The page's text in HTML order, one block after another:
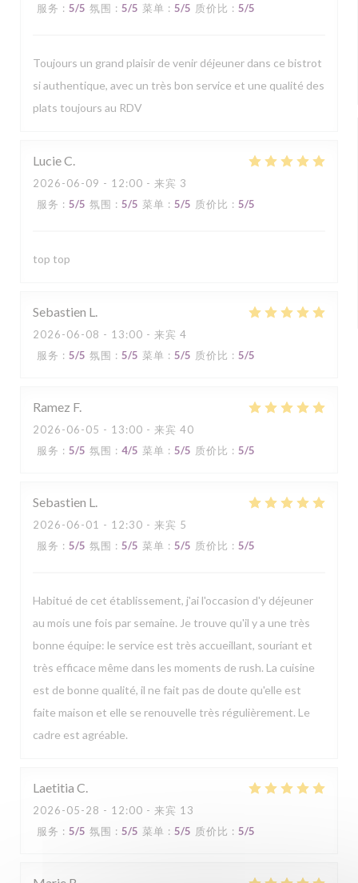
服务 : 5/5 氛围 : 5/5 菜单 : 5/5 质价比 : 5/5
Toujours un grand plaisir de venir déjeuner dans ce bistrot
si authentique, avec un très bon service et une qualité des
plats toujours au RDV
LucieC
2026-06-09 - 12:00 - 来宾 3
服务 : 5/5 氛围 : 5/5 菜单 : 5/5 质价比 : 5/5
top top
Sebastien L
2026-06-08 - 13:00 - 来宾 4
服务 : 5/5 氛围 : 5/5 菜单 : 5/5 质价比 : 5/5
Ramez F
2026-06-05 - 13:00 - 来宾 40
服务 : 5/5 氛围 : 4/5 菜单 : 5/5 质价比 : 5/5
Sebastien L
2026-06-01 - 12:30 - 来宾 5
服务 : 5/5 氛围 : 5/5 菜单 : 5/5 质价比 : 5/5
Habitué de cet établissement, j'ai l'occasion d'y déjeuner
au mois une fois par semaine. Je trouve qu'il y a une très
bonne équipe: le service est très accueillant, souriant et
très efficace même dans les moments de rush. La cuisine
est de bonne qualité, il ne fait pas de doute qu'elle est
faite maison et elle se renouvelle très régulièrement. Le
cadre est agréable.
Laetitia C
2026-05-28 - 12:00 - 来宾 13
服务 : 5/5 氛围 : 5/5 菜单 : 5/5 质价比 : 5/5